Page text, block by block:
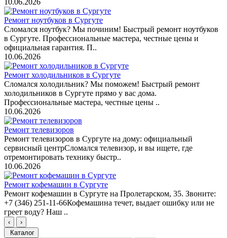
Ремонт ноутбуков в Сургуте
Сломался ноутбук? Мы починим! Быстрый ремонт ноутбуков
в Сургуте. Профессиональные мастера, честные цены и
официальная гарантия. П..
10.06.2026
Ремонт холодильников в Сургуте
Сломался холодильник? Мы поможем! Быстрый ремонт
холодильников в Сургуте прямо у вас дома.
Профессиональные мастера, честные цены ..
10.06.2026
Ремонт телевизоров
Ремонт телевизоров в Сургуте на дому: официальный
сервисный центрСломался телевизор, и вы ищете, где
отремонтировать технику быстр..
10.06.2026
Ремонт кофемашин в Сургуте
Ремонт кофемашин в Сургуте на Пролетарском, 35. Звоните:
+7 (346) 251-11-66Кофемашина течет, выдает ошибку или не
греет воду? Наш ..
‹
›
Каталог